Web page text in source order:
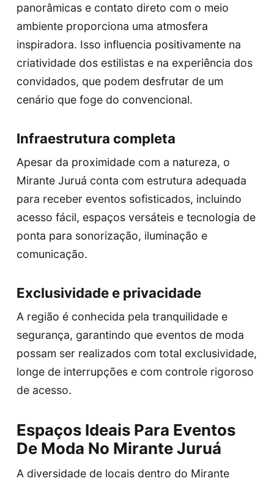
panorâmicas e contato direto com o meio
ambiente proporciona uma atmosfera
inspiradora. Isso influencia positivamente na
criatividade dos estilistas e na experiência dos
convidados, que podem desfrutar de um
cenário que foge do convencional.
Infraestrutura completa
Apesar da proximidade com a natureza, o
Mirante Juruá conta com estrutura adequada
para receber eventos sofisticados, incluindo
acesso fácil, espaços versáteis e tecnologia de
ponta para sonorização, iluminação e
comunicação.
Exclusividade e privacidade
A região é conhecida pela tranquilidade e
segurança, garantindo que eventos de moda
possam ser realizados com total exclusividade,
longe de interrupções e com controle rigoroso
de acesso.
Espaços Ideais Para Eventos
De Moda No Mirante Juruá
A diversidade de locais dentro do Mirante